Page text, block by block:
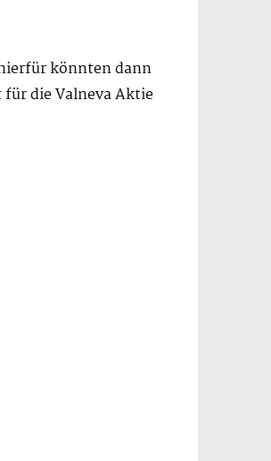
könnten dann
für die Valneva Aktie